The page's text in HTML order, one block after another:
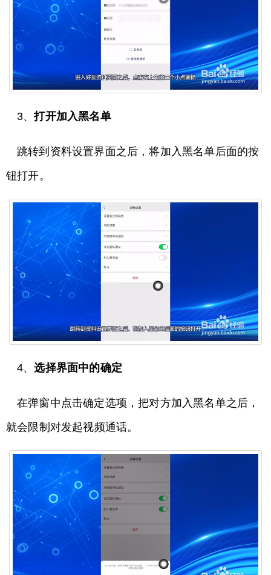
3、打开加入黑名单
跳转到资料设置界面之后，将加入黑名单后面的按
钮打开。
4、选择界面中的确定
在弹窗中点击确定选项，把对方加入黑名单之后，
就会限制对发起视频通话。